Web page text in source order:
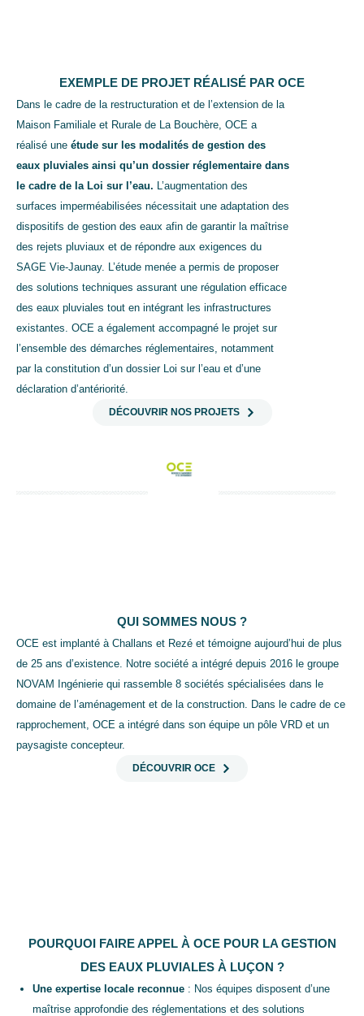
EXEMPLE DE PROJET RÉALISÉ PAR OCE
Dans le cadre de la restructuration et de l’extension de la
Maison Familiale et Rurale de La Bouchère, OCE a
réalisé une étude sur les modalités de gestion des
eaux pluviales ainsi qu’un dossier réglementaire dans
le cadre de la Loi sur l’eau. L’augmentation des
surfaces imperméabilisées nécessitait une adaptation des
dispositifs de gestion des eaux afin de garantir la maîtrise
des rejets pluviaux et de répondre aux exigences du
SAGE Vie-Jaunay. L’étude menée a permis de proposer
des solutions techniques assurant une régulation efficace
des eaux pluviales tout en intégrant les infrastructures
existantes. OCE a également accompagné le projet sur
l’ensemble des démarches réglementaires, notamment
par la constitution d’un dossier Loi sur l’eau et d’une
déclaration d’antériorité.
DÉCOUVRIR NOS PROJETS
QUI SOMMES NOUS ?
OCE est implanté à Challans et Rezé et témoigne aujourd’hui de plus
de 25 ans d’existence. Notre société a intégré depuis 2016 le groupe
NOVAM Ingénierie qui rassemble 8 sociétés spécialisées dans le
domaine de l’aménagement et de la construction. Dans le cadre de ce
rapprochement, OCE a intégré dans son équipe un pôle VRD et un
paysagiste concepteur.
DÉCOUVRIR OCE
POURQUOI FAIRE APPEL À OCE POUR LA GESTION
DES EAUX PLUVIALES À LUÇON ?
Une expertise locale reconnue : Nos équipes disposent d’une
maîtrise approfondie des réglementations et des solutions